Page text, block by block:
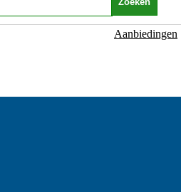
Aanbiedingen